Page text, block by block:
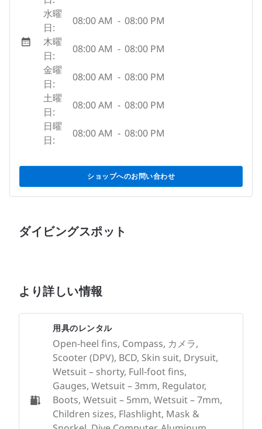
水曜
日:
08:00 AM - 08:00 PM
木曜
日:
08:00 AM - 08:00 PM
金曜
日:
08:00 AM - 08:00 PM
土曜
日:
08:00 AM - 08:00 PM
日曜
日:
08:00 AM - 08:00 PM
ショップへのお問い合わせ
ダイビングスポット
より詳しい情報
用具のレンタル
Open-heel fins, Compass, カメラ,
Scooter (DPV), BCD, Skin suit, Drysuit,
Wetsuit – shorty, Full-foot fins,
Gauges, Wetsuit – 3mm, Regulator,
Boots, Wetsuit – 5mm, Wetsuit – 7mm,
Children sizes, Flashlight, Mask &